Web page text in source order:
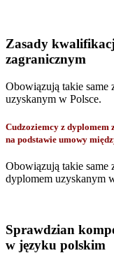
Zasady
zagranicznym
Obowiązują takie same
uzyskanym w Polsce.
Cudzoziemcy z dyplomem
na podstawie umowy
Obowiązują takie same
dyplomem uzyskanym
Sprawdzian
w języku polskim